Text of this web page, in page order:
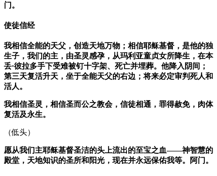
门。
使徒信经
我相信全能的天父，创造天地万物；相信耶稣基督，是他的独
生子，我们的主，由圣灵感孕，从玛利亚童贞女所降生，在本
丢·彼拉多手下受难被钉十字架、死亡并埋葬。他降入阴间；
第三天复活升天，坐于全能天父的右边；将来必定审判死人和
活人。
我相信圣灵，相信圣而公之教会，信徒相通，罪得赦免，肉体
复活及永生。
（低头）
愿从我们主耶稣基督圣洁的头上流出的至宝之血——神智慧的
殿堂，天地知识的圣所和阳光，现在并永远保佑我等。阿门。